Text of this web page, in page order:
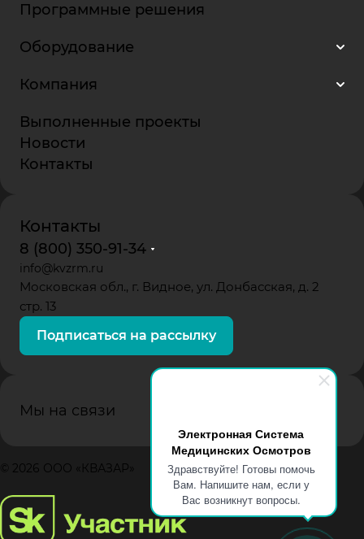
Электронная Система
Медицинских Осмотров
Здравствуйте! Готовы помочь
Вам. Напишите нам, если у
Вас возникнут вопросы.
Программные решения
Оборудование
Компания
Выполненные проекты
Новости
Контакты
Контакты
8 (800) 350-91-34
info@kvzrm.ru
Московская обл., г. Видное, ул. Донбасская, д. 2
стр. 13
Подписаться на рассылку
Мы на связи
© 2026 ООО «КВАЗАР»